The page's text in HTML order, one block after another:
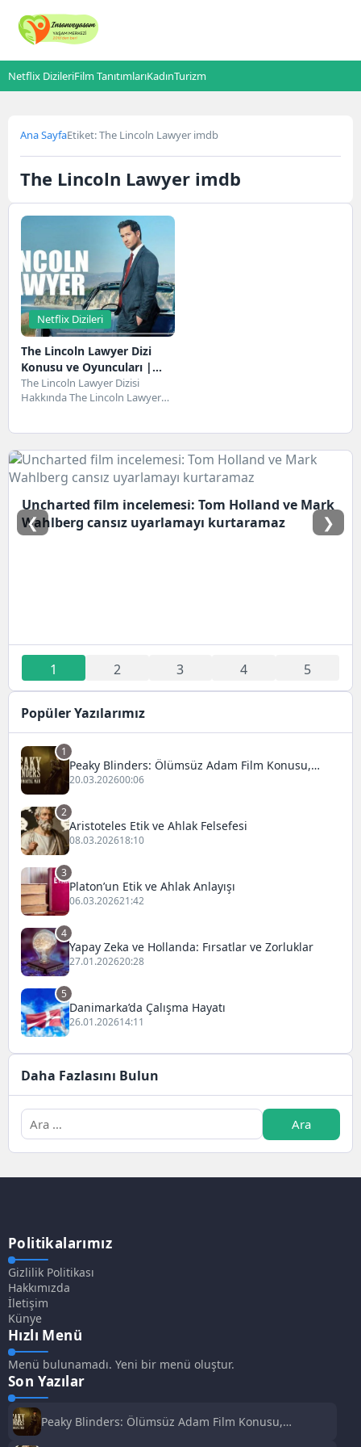
Netflix DizileriFilm TanıtımlarıKadınTurizm
Ana SayfaEtiket: The Lincoln Lawyer imdb
The Lincoln Lawyer imdb
Netflix Dizileri
The Lincoln Lawyer Dizi
Konusu ve Oyuncuları |
Netflix
The Lincoln Lawyer Dizisi
Hakkında The Lincoln Lawyer
Uncharted film incelemesi: Tom Holland ve Mark
Wahlberg cansız uyarlamayı kurtaramaz
❮ ❯
1 2 3 4 5
Popüler Yazılarımız
1
Peaky Blinders: Ölümsüz Adam Film Konusu,
Oyuncuları ve İnceleme
20.03.202600:06
2
Aristoteles Etik ve Ahlak Felsefesi
08.03.202618:10
3
Platon’un Etik ve Ahlak Anlayışı
06.03.202621:42
4
Yapay Zeka ve Hollanda: Fırsatlar ve Zorluklar
27.01.202620:28
5
Danimarka’da Çalışma Hayatı
26.01.202614:11
Daha Fazlasını Bulun
Politikalarımız
Gizlilik Politikası
Hakkımızda
İletişim
Künye
Hızlı Menü
Menü bulunamadı. Yeni bir menü oluştur.
Son Yazılar
Peaky Blinders: Ölümsüz Adam Film Konusu,